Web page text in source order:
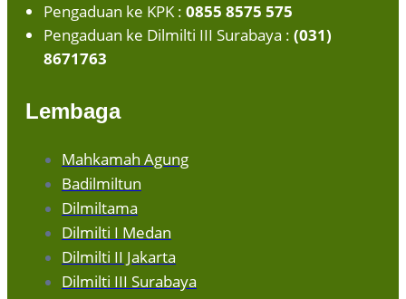
Pengaduan ke KPK : 0855 8575 575
Pengaduan ke Dilmilti III Surabaya : (031)
8671763
Lembaga
Mahkamah Agung
Badilmiltun
Dilmiltama
Dilmilti I Medan
Dilmilti II Jakarta
Dilmilti III Surabaya